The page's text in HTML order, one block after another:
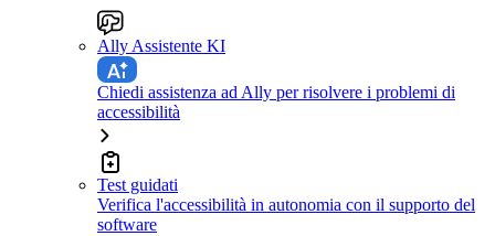
Ally Assistente KI
Chiedi assistenza ad Ally per risolvere i problemi di
accessibilità
Test guidati
Verifica l'accessibilità in autonomia con il supporto del
software